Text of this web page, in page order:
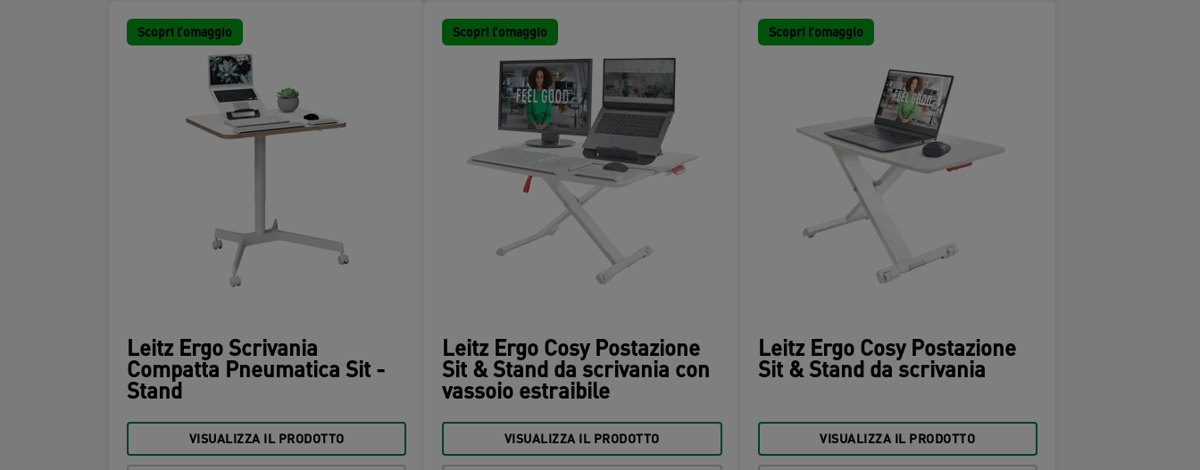
Scopri l’omaggio
Leitz Ergo Scrivania
Compatta Pneumatica Sit -
Stand
VISUALIZZA IL PRODOTTO
Scopri l’omaggio
Leitz Ergo Cosy Postazione
Sit & Stand da scrivania con
vassoio estraibile
VISUALIZZA IL PRODOTTO
Scopri l’omaggio
Leitz Ergo Cosy Postazione
Sit & Stand da scrivania
VISUALIZZA IL PRODOTTO